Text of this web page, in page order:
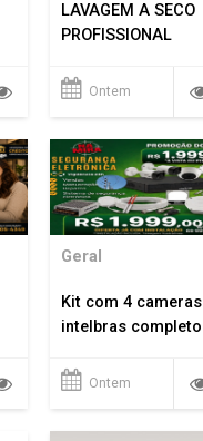
LAVAGEM A SECO
PROFISSIONAL
Ontem
Geral
Kit com 4 cameras
intelbras completo
Ontem